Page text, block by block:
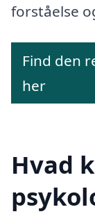
forståelse
Find den
her
Hvad